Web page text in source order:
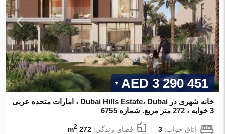
3 290 451 AED
خانه شهری در Dubai Hills Estate، Dubai ، امارات متحده عربی
3 خوابه ، 272 متر مربع. شماره 6755
اتاق خواب:3 فضای زندگی:272 m
2